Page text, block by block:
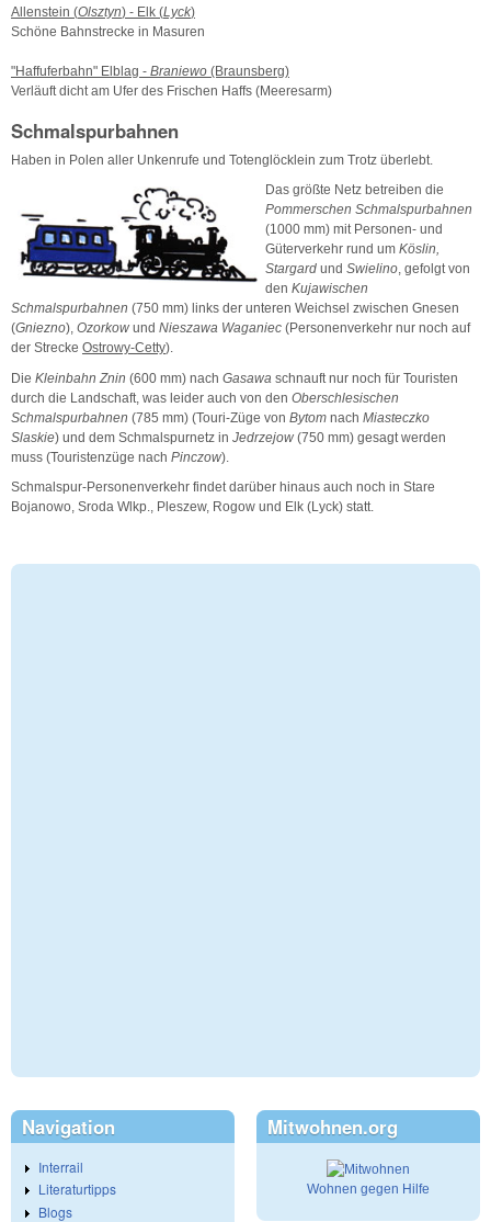
Allenstein (Olsztyn) - Elk (Lyck)
Schöne Bahnstrecke in Masuren
"Haffuferbahn" Elblag - Braniewo (Braunsberg)
Verläuft dicht am Ufer des Frischen Haffs (Meeresarm)
Schmalspurbahnen
Haben in Polen aller Unkenrufe und Totenglöcklein zum Trotz überlebt.
Das größte Netz betreiben die
Pommerschen Schmalspurbahnen
(1000 mm) mit Personen- und
Güterverkehr rund um Köslin,
Stargard und Swielino, gefolgt von
den Kujawischen
Schmalspurbahnen (750 mm) links der unteren Weichsel zwischen Gnesen
(Gniezno), Ozorkow und Nieszawa Waganiec (Personenverkehr nur noch auf
der Strecke Ostrowy-Cetty).
Die Kleinbahn Znin (600 mm) nach Gasawa schnauft nur noch für Touristen
durch die Landschaft, was leider auch von den Oberschlesischen
Schmalspurbahnen (785 mm) (Touri-Züge von Bytom nach Miasteczko
Slaskie) und dem Schmalspurnetz in Jedrzejow (750 mm) gesagt werden
muss (Touristenzüge nach Pinczow).
Schmalspur-Personenverkehr findet darüber hinaus auch noch in Stare
Bojanowo, Sroda Wlkp., Pleszew, Rogow und Elk (Lyck) statt.
Navigation
Interrail
Literaturtipps
Blogs
Mitwohnen.org
Wohnen gegen Hilfe